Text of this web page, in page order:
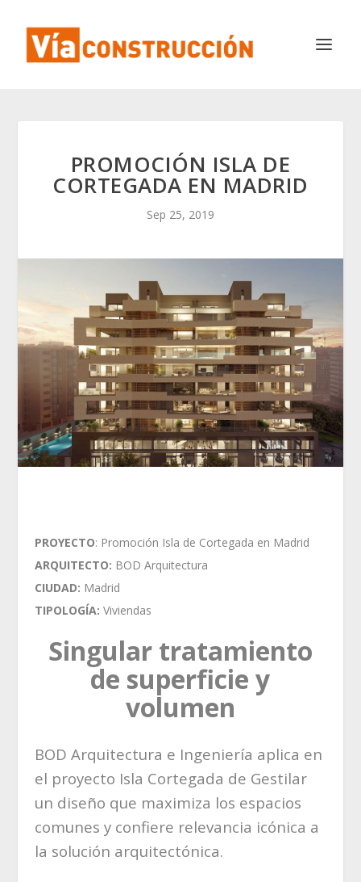
PROMOCIÓN ISLA DE
CORTEGADA EN MADRID
Sep 25, 2019
PROYECTO: Promoción Isla de Cortegada en Madrid
ARQUITECTO: BOD Arquitectura
CIUDAD: Madrid
TIPOLOGÍA: Viviendas
Singular tratamiento
de superficie y
volumen
BOD Arquitectura e Ingeniería aplica en
el proyecto Isla Cortegada de Gestilar
un diseño que maximiza los espacios
comunes y confiere relevancia icónica a
la solución arquitectónica.